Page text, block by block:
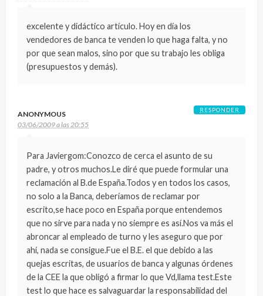
excelente y didáctico artículo. Hoy en día los
vendedores de banca te venden lo que haga falta, y no
por que sean malos, sino por que su trabajo les obliga
(presupuestos y demás).
ANONYMOUS
03/06/2009 a las 20:55
Para Javiergom:Conozco de cerca el asunto de su
padre, y otros muchos.Le diré que puede formular una
reclamación al B.de España.Todos y en todos los casos,
no solo a la Banca, deberíamos de reclamar por
escrito,se hace poco en España porque entendemos
que no sirve para nada y no siempre es así.Nos va más el
abroncar al empleado de turno y les aseguro que por
ahí, nada se consigue.Fue el B.E. el que debido a las
quejas escritas, de usuarios de banca y algunas órdenes
de la CEE la que obligó a firmar lo que Vd,llama test.Este
test lo que hace es salvaguardar la responsabilidad del
RESPONDER